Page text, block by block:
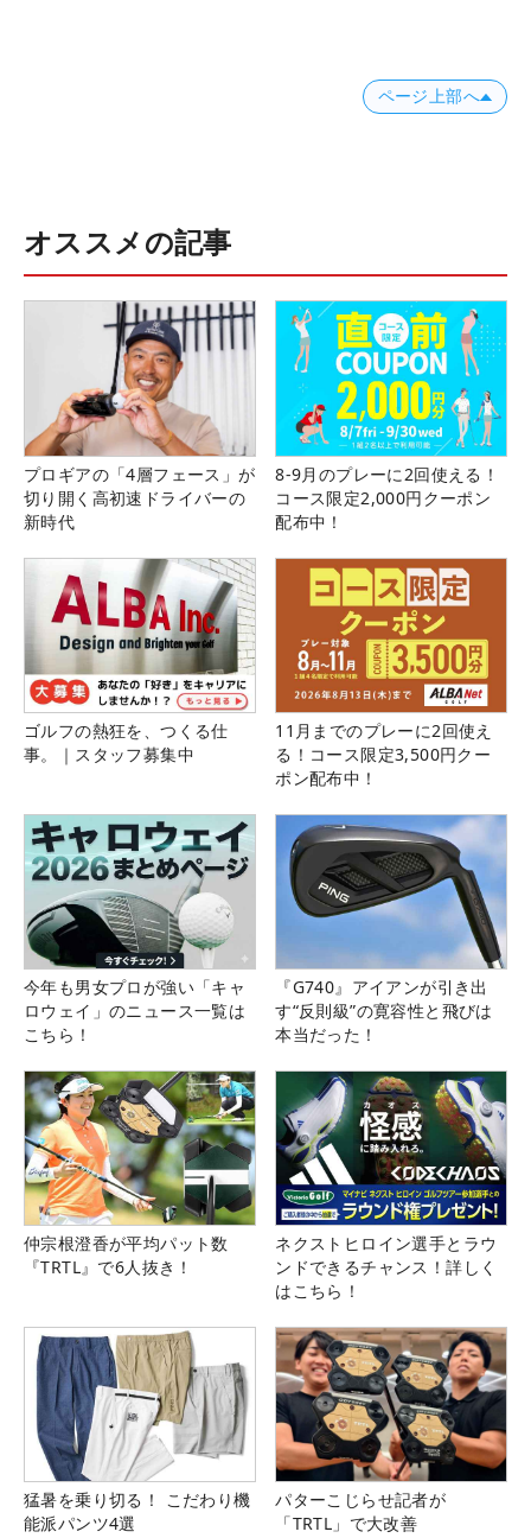
ページ上部へ
オススメの記事
プロギアの「4層フェース」が
切り開く高初速ドライバーの
新時代
8-9月のプレーに2回使える！
コース限定2,000円クーポン
配布中！
ゴルフの熱狂を、つくる仕
事。｜スタッフ募集中
11月までのプレーに2回使え
る！コース限定3,500円クー
ポン配布中！
今年も男女プロが強い「キャ
ロウェイ」のニュース一覧は
こちら！
『G740』アイアンが引き出
す“反則級”の寛容性と飛びは
本当だった！
仲宗根澄香が平均パット数
『TRTL』で6人抜き！
ネクストヒロイン選手とラウ
ンドできるチャンス！詳しく
はこちら！
猛暑を乗り切る！ こだわり機
能派パンツ4選
パターこじらせ記者が
「TRTL」で大改善